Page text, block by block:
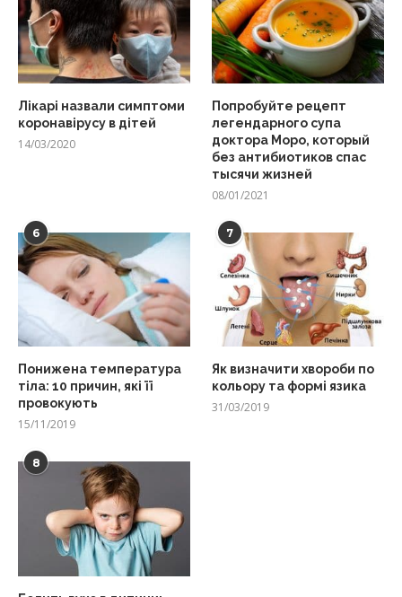
Лікарі назвали симптоми
коронавірусу в дітей
14/03/2020
Попробуйте рецепт
легендарного супа
доктора Моро, который
без антибиотиков спас
тысячи жизней
08/01/2021
6
Понижена температура
тіла: 10 причин, які її
провокують
15/11/2019
7
Як визначити хвороби по
кольору та формі язика
31/03/2019
8